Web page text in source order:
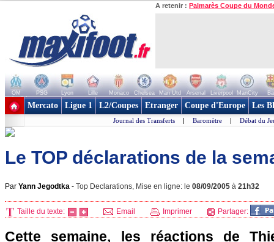
A retenir : Palmarès Coupe du
OM PSG Lyon Lille Monaco Chelsea Man Utd Arsenal Liverpool ManCity
+ de clubs
Mercato Ligue 1 L2/Coupes Etranger Coupe d'Europe Les
Journal des Transferts | Baromètre | Débat du
Le TOP déclarations de la
Par Yann Jegodtka - Top Declarations, Mise en ligne: le 08/09/2005 à 21h32
Taille du texte: Email Imprimer Partager:
Cette semaine, les réactions de